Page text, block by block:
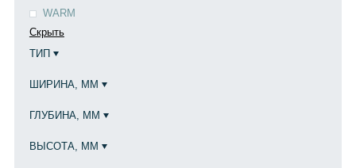
WARM
Скрыть
ТИП
ШИРИНА, ММ
ГЛУБИНА, ММ
ВЫСОТА, ММ